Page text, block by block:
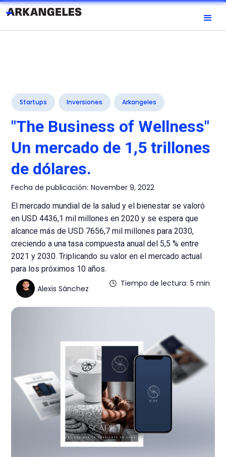
Startups Inversiones Arkangeles
"The Business of Wellness"
Un mercado de 1,5 trillones
de dólares.
Fecha de publicación: November 9, 2022
El mercado mundial de la salud y el bienestar se valoró
en USD 4436,1 mil millones en 2020 y se espera que
alcance más de USD 7656,7 mil millones para 2030,
creciendo a una tasa compuesta anual del 5,5 % entre
2021 y 2030. Triplicando su valor en el mercado actual
para los próximos 10 años.
Alexis Sánchez
Tiempo de lectura: 5 min